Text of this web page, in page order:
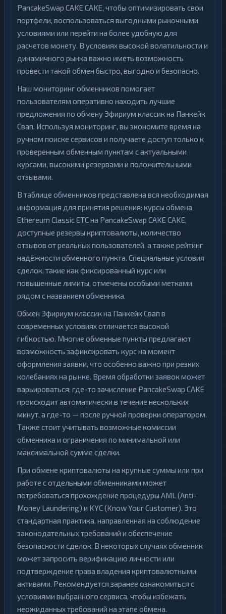
PancakeSwap CAKE CAKE, чтобы оптимизировать свои
портфели, воспользоваться выгодными рыночными
условиями или перейти на более удобную для
расчетов монету. В условиях высокой волатильности и
динамичного рынка важно иметь возможность
провести такой обмен быстро, выгодно и безопасно.
Наш мониторинг обменников помогает
пользователям оперативно находить лучшие
предложения по обмену Эфириум классик на Панкейк
Свап. Используя мониторинг, вы экономите время на
ручном поиске сервисов и получаете доступ только к
проверенным обменным пунктам с актуальными
курсами, высокими резервами и положительными
отзывами.
В таблице обменников представлена вся необходимая
информация для принятия решения: курсы обмена
Ethereum Classic ETC на PancakeSwap CAKE CAKE,
доступные резервы криптовалюты, количество
отзывов от реальных пользователей, а также рейтинг
надёжности обменного пункта. Специальные условия
сделок, такие как фиксированный курс или
повышенные лимиты, отмечены особыми метками
рядом с названием обменника.
Обмен Эфириум классик на Панкейк Свап в
современных условиях отличается высокой
гибкостью. Многие обменные пункты предлагают
возможность зафиксировать курс на момент
оформления заявки, что особенно важно при резких
колебаниях на рынке. Время обработки заявок может
варьироваться: где-то зачисление PancakeSwap CAKE
происходит автоматически в течение нескольких
минут, а где-то — после ручной проверки оператором.
Также стоит учитывать возможные комиссии
обменника и ограничения по минимальной или
максимальной сумме сделки.
При обмене криптовалюты на крупные суммы или при
работе с отдельными обменниками может
потребоваться прохождение процедуры AML (Anti-
Money Laundering) и KYC (Know Your Customer). Это
стандартная практика, направленная на соблюдение
законодательных требований и обеспечение
безопасности сделок. В некоторых случаях обменник
может запросить верификацию личности или
подтверждение права владения криптовалютными
активами. Рекомендуется заранее ознакомиться с
условиями выбранного сервиса, чтобы избежать
неожиданных требований на этапе обмена.